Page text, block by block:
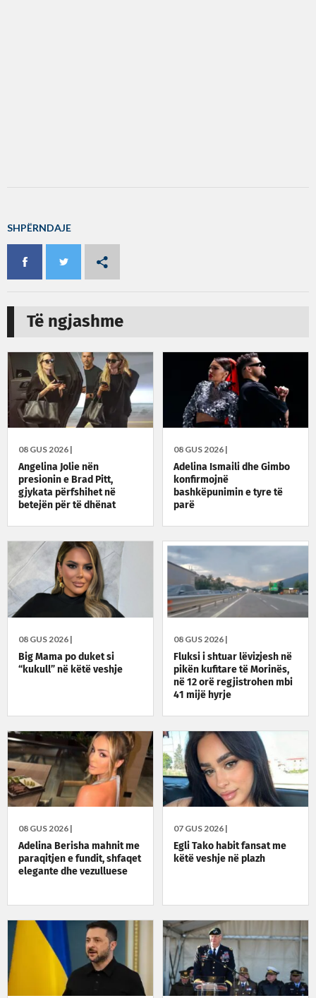
SHPËRNDAJE
Të ngjashme
08 GUS 2026 |
Angelina Jolie nën
presionin e Brad Pitt,
gjykata përfshihet në
betejën për të dhënat
08 GUS 2026 |
Adelina Ismaili dhe Gimbo
konfirmojnë
bashkëpunimin e tyre të
parë
08 GUS 2026 |
Big Mama po duket si
“kukull” në këtë veshje
08 GUS 2026 |
Fluksi i shtuar lëvizjesh në
pikën kufitare të Morinës,
në 12 orë regjistrohen mbi
41 mijë hyrje
08 GUS 2026 |
Adelina Berisha mahnit me
paraqitjen e fundit, shfaqet
elegante dhe vezulluese
07 GUS 2026 |
Egli Tako habit fansat me
këtë veshje në plazh